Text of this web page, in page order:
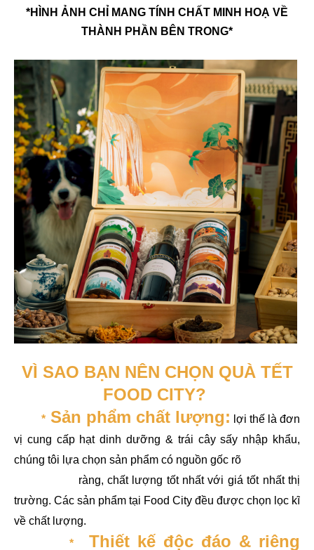
*HÌNH ẢNH CHỈ MANG TÍNH CHẤT MINH HOẠ VỀ
THÀNH PHẦN BÊN TRONG*
VÌ SAO BẠN NÊN CHỌN QUÀ TẾT
FOOD CITY?
* Sản phẩm chất lượng: lợi thế là đơn
vị cung cấp hạt dinh dưỡng & trái cây sấy nhập khẩu,
chúng tôi lựa chọn sản phẩm có nguồn gốc rõ
ràng, chất lượng tốt nhất với giá tốt nhất thị
trường. Các sản phẩm tại Food City đều được chọn lọc kĩ
về chất lượng.
*
Thiết kế độc đáo & riêng